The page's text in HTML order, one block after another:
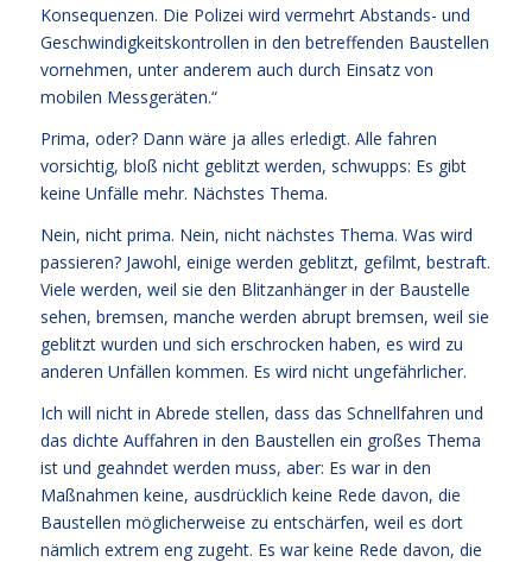
Konsequenzen. Die Polizei wird vermehrt Abstands- und
Geschwindigkeitskontrollen in den betreffenden Baustellen
vornehmen, unter anderem auch durch Einsatz von
mobilen Messgeräten.“
Prima, oder? Dann wäre ja alles erledigt. Alle fahren
vorsichtig, bloß nicht geblitzt werden, schwupps: Es gibt
keine Unfälle mehr. Nächstes Thema.
Nein, nicht prima. Nein, nicht nächstes Thema. Was wird
passieren? Jawohl, einige werden geblitzt, gefilmt, bestraft.
Viele werden, weil sie den Blitzanhänger in der Baustelle
sehen, bremsen, manche werden abrupt bremsen, weil sie
geblitzt wurden und sich erschrocken haben, es wird zu
anderen Unfällen kommen. Es wird nicht ungefährlicher.
Ich will nicht in Abrede stellen, dass das Schnellfahren und
das dichte Auffahren in den Baustellen ein großes Thema
ist und geahndet werden muss, aber: Es war in den
Maßnahmen keine, ausdrücklich keine Rede davon, die
Baustellen möglicherweise zu entschärfen, weil es dort
nämlich extrem eng zugeht. Es war keine Rede davon, die